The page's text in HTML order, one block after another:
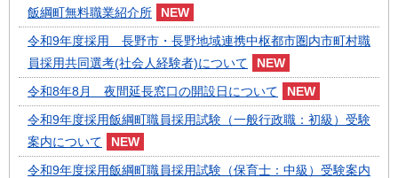
飯綱町無料職業紹介所
令和9年度採用 長野市・長野地域連携中枢都市圏内市町村職
員採用共同選考(社会人経験者)について
令和8年8月 夜間延長窓口の開設日について
令和9年度採用飯綱町職員採用試験（一般行政職：初級）受験
案内について
令和9年度採用飯綱町職員採用試験（保育士：中級）受験案内